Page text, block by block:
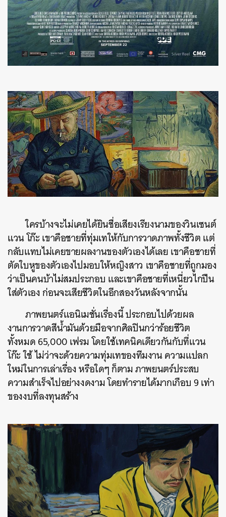
ใครบ้างจะไม่เคยได้ยินชื่อเสียงเรียงนามของวินเซนต์
แวน โก๊ะ เขาคือชายที่ทุ่มเทให้กับการวาดภาพทั้งชีวิต แต่
กลับแทบไม่เคยขายผลงานของตัวเองได้เลย เขาคือชายที่
ตัดใบหูของตัวเองไปมอบให้หญิงสาว เขาคือชายที่ถูกมอง
ว่าเป็นคนบ้าไม่สมประกอบ และเขาคือชายที่เหนี่ยวไกปืน
ใส่ตัวเอง ก่อนจะเสียชีวิตในอีกสองวันหลังจากนั้น
ภาพยนตร์แอนิเมชั่นเรื่องนี้ ประกอบไปด้วยผล
งานการวาดสีน้ำมันด้วยมือจากศิลปินกว่าร้อยชีวิต
ทั้งหมด 65,000 เฟรม โดยใช้เทคนิคเดียวกันกับที่แวน
โก๊ะ ใช้ ไม่ว่าจะด้วยความทุ่มเทของทีมงาน ความแปลก
ใหม่ในการเล่าเรื่อง หรือใดๆ ก็ตาม ภาพยนตร์ประสบ
ความสำเร็จไปอย่างงดงาม โดยทำรายได้มากเกือบ 9 เท่า
ของงบที่ลงทุนสร้าง